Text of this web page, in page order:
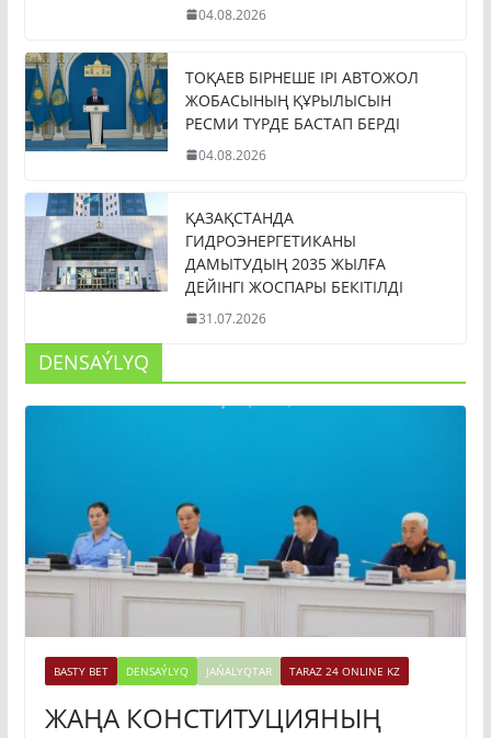
04.08.2026
ТОҚАЕВ БІРНЕШЕ ІРІ АВТОЖОЛ
ЖОБАСЫНЫҢ ҚҰРЫЛЫСЫН
РЕСМИ ТҮРДЕ БАСТАП БЕРДІ
04.08.2026
ҚАЗАҚСТАНДА
ГИДРОЭНЕРГЕТИКАНЫ
ДАМЫТУДЫҢ 2035 ЖЫЛҒА
ДЕЙІНГІ ЖОСПАРЫ БЕКІТІЛДІ
31.07.2026
DENSAÝLYQ
BASTY BET DENSAÝLYQ JAŃALYQTAR TARAZ 24 ONLINE KZ
ЖАҢА КОНСТИТУЦИЯНЫҢ